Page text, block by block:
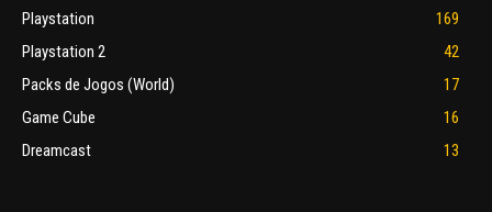
Playstation
169
Playstation 2
42
Packs de Jogos (World)
17
Game Cube
16
Dreamcast
13